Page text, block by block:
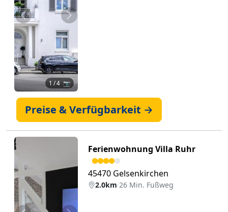
Zurück Weiter
1 / 4 📷
Preise & Verfügbarkeit →
Ferienwohnung Villa Ruhr
45470 Gelsenkirchen
2.0km·26 Min. Fußweg